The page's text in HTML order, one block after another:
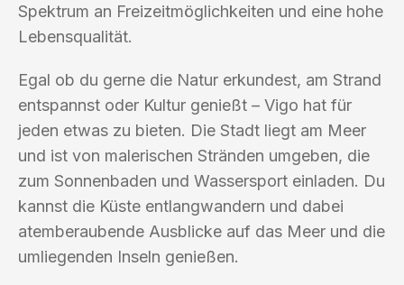
Spektrum an Freizeitmöglichkeiten und eine hohe
Lebensqualität.
Egal ob du gerne die Natur erkundest, am Strand
entspannst oder Kultur genießt – Vigo hat für
jeden etwas zu bieten. Die Stadt liegt am Meer
und ist von malerischen Stränden umgeben, die
zum Sonnenbaden und Wassersport einladen. Du
kannst die Küste entlangwandern und dabei
atemberaubende Ausblicke auf das Meer und die
umliegenden Inseln genießen.